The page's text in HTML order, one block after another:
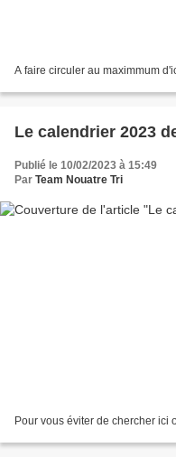
A faire circuler au maximmum
Le calendrier 2023
Publié le 10/02/2023 à 15:49
Par Team Nouatre Tri
Pour vous éviter de chercher